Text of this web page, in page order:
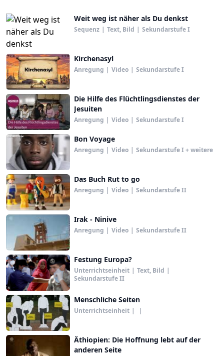
Weit weg ist näher als Du denkst
Sequenz | Text, Bild | Sekundarstufe I
Kirchenasyl
Anregung | Video | Sekundarstufe I
Die Hilfe des Flüchtlingsdienstes der
Jesuiten
Anregung | Video | Sekundarstufe I
Bon Voyage
Anregung | Video | Sekundarstufe I + weitere
Das Buch Rut to go
Anregung | Video | Sekundarstufe II
Irak - Ninive
Anregung | Video | Sekundarstufe II
Festung Europa?
Unterrichtseinheit | Text, Bild |
Sekundarstufe II
Menschliche Seiten
Unterrichtseinheit | |
Äthiopien: Die Hoffnung lebt auf der
anderen Seite